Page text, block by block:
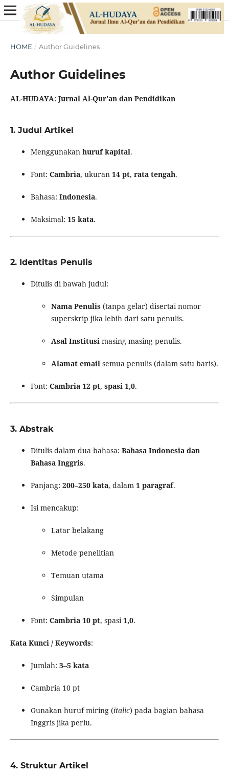
HOME / Author Guidelines
Author Guidelines
AL-HUDAYA: Jurnal Al-Qur'an dan Pendidikan
1. Judul Artikel
Menggunakan huruf kapital.
Font: Cambria, ukuran 14 pt, rata tengah.
Bahasa: Indonesia.
Maksimal: 15 kata.
2. Identitas Penulis
Ditulis di bawah judul:
Nama Penulis(tanpa gelar) disertai nomor
superskrip jika lebih dari satu penulis.
Asal Institusimasing-masing penulis.
Alamat emailsemua penulis (dalam satu baris).
Font: Cambria 12 pt, spasi 1,0.
3. Abstrak
Ditulis dalam dua bahasa: Bahasa Indonesia dan
Bahasa Inggris.
Panjang: 200–250 kata, dalam 1 paragraf.
Isi mencakup:
Latar belakang
Metode penelitian
Temuan utama
Simpulan
Font: Cambria 10 pt, spasi1,0.
Kata Kunci / Keywords:
Jumlah: 3–5 kata
Cambria 10 pt
Gunakan huruf miring (italic) pada bagian bahasa
Inggris jika perlu.
4. Struktur Artikel